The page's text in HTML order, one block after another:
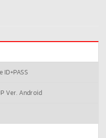
Ver. Android